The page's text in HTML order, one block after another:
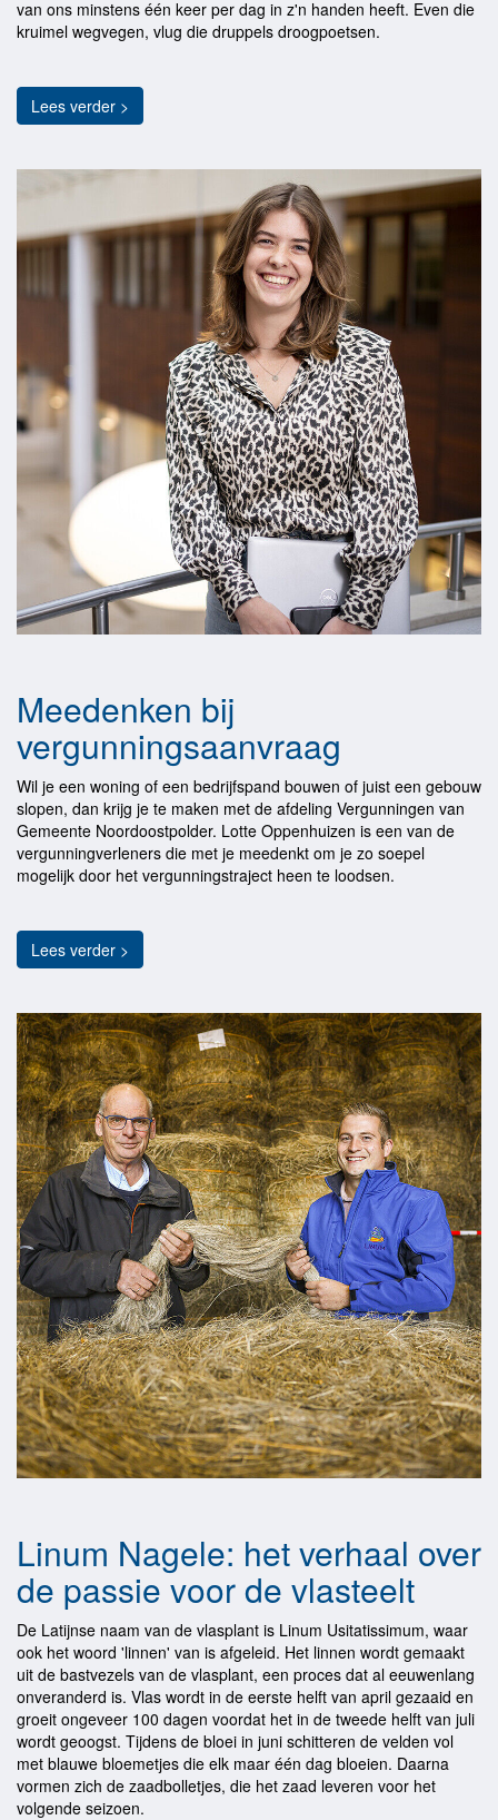
van ons minstens één keer per dag in z'n handen heeft. Even die
kruimel wegvegen, vlug die druppels droogpoetsen.
Lees verder >
Meedenken bij
vergunningsaanvraag
Wil je een woning of een bedrijfspand bouwen of juist een gebouw
slopen, dan krijg je te maken met de afdeling Vergunningen van
Gemeente Noordoostpolder. Lotte Oppenhuizen is een van de
vergunningverleners die met je meedenkt om je zo soepel
mogelijk door het vergunningstraject heen te loodsen.
Lees verder >
Linum Nagele: het verhaal over
de passie voor de vlasteelt
De Latijnse naam van de vlasplant is Linum Usitatissimum, waar
ook het woord 'linnen' van is afgeleid. Het linnen wordt gemaakt
uit de bastvezels van de vlasplant, een proces dat al eeuwenlang
onveranderd is. Vlas wordt in de eerste helft van april gezaaid en
groeit ongeveer 100 dagen voordat het in de tweede helft van juli
wordt geoogst. Tijdens de bloei in juni schitteren de velden vol
met blauwe bloemetjes die elk maar één dag bloeien. Daarna
vormen zich de zaadbolletjes, die het zaad leveren voor het
volgende seizoen.